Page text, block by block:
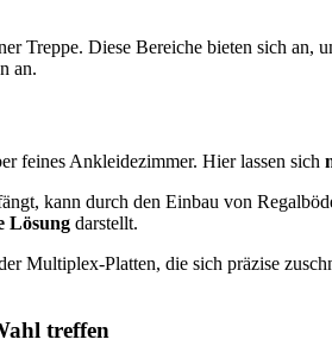
Treppe. Diese Bereiche bieten sich
an.
feines Ankleidezimmer. Hier lassen sich
kann durch den Einbau von
Lösung darstellt.
Multiplex-Platten, die sich präzise
treffen